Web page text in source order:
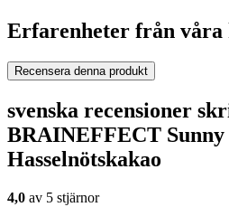
Erfarenheter från våra
Recensera denna produkt
svenska recensioner
BRAINEFFECT
Hasselnötskakao
4,0 av 5 stjärnor